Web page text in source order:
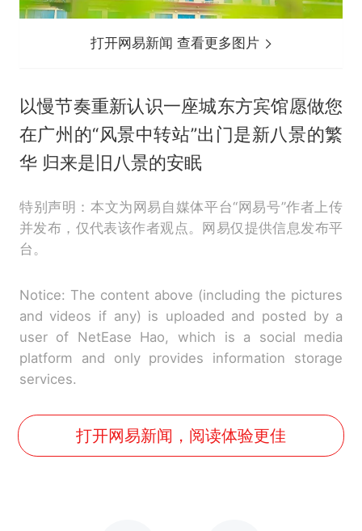
打开网易新闻 查看更多图片
以慢节奏重新认识一座城东方宾馆愿做您
在广州的“风景中转站”出门是新八景的繁
华 归来是旧八景的安眠
特别声明：本文为网易自媒体平台“网易号”作者上传
并发布，仅代表该作者观点。网易仅提供信息发布平
台。
Notice: The content above (including the pictures
and videos if any) is uploaded and posted by a
user of NetEase Hao, which is a social media
platform and only provides information storage
services.
打开网易新闻，阅读体验更佳